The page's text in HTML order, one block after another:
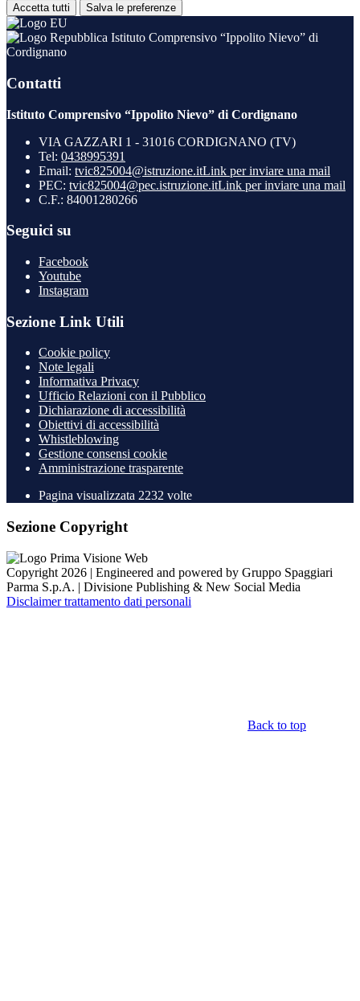
Accetta tutti Salva le preferenze
Istituto Comprensivo “Ippolito Nievo” di
Cordignano
Contatti
Istituto Comprensivo “Ippolito Nievo” di Cordignano
VIA GAZZARI 1 - 31016 CORDIGNANO (TV)
Tel: 0438995391
Email: tvic825004@istruzione.itLink per inviare una mail
PEC: tvic825004@pec.istruzione.itLink per inviare una mail
C.F.: 84001280266
Seguici su
Facebook
Youtube
Instagram
Sezione Link Utili
Cookie policy
Note legali
Informativa Privacy
Ufficio Relazioni con il Pubblico
Dichiarazione di accessibilità
Obiettivi di accessibilità
Whistleblowing
Gestione consensi cookie
Amministrazione trasparente
Pagina visualizzata 2232 volte
Sezione Copyright
Copyright 2026 | Engineered and powered by Gruppo Spaggiari
Parma S.p.A. | Divisione Publishing & New Social Media
Disclaimer trattamento dati personali
Back to top